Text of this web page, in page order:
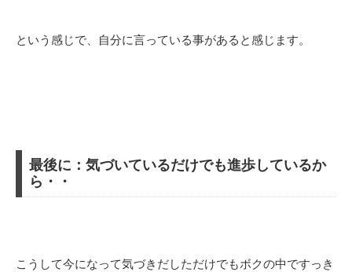
という感じで、自分に言っている事があると感じます。
最後に：気づいているだけでも進歩しているか
ら・・
こうして今になって気づきだしただけでもボクの中ですっき